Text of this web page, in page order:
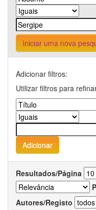
Iniciar uma nova
Adicionar filtros:
Utilizar filtros para
Resultados/Página
Autores/Registo